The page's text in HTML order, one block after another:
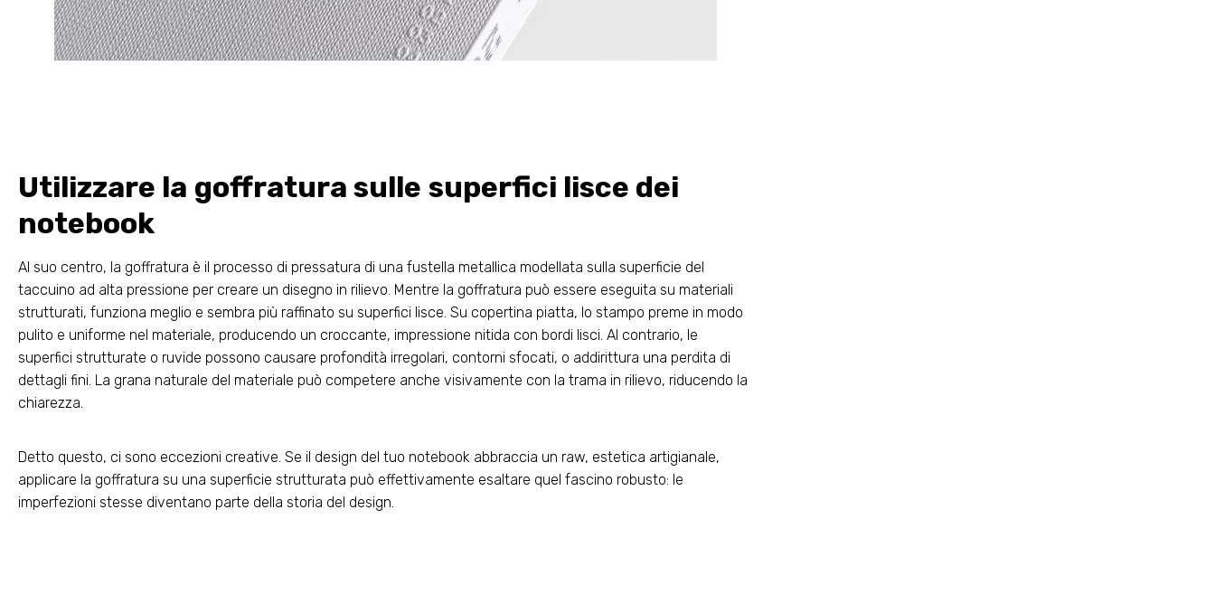
Utilizzare la goffratura sulle superfici lisce dei
notebook
Al suo centro, la goffratura è il processo di pressatura di una fustella metallica modellata sulla superficie del
taccuino ad alta pressione per creare un disegno in rilievo. Mentre la goffratura può essere eseguita su materiali
strutturati, funziona meglio e sembra più raffinato su superfici lisce. Su copertina piatta, lo stampo preme in modo
pulito e uniforme nel materiale, producendo un croccante, impressione nitida con bordi lisci. Al contrario, le
superfici strutturate o ruvide possono causare profondità irregolari, contorni sfocati, o addirittura una perdita di
dettagli fini. La grana naturale del materiale può competere anche visivamente con la trama in rilievo, riducendo la
chiarezza.
Detto questo, ci sono eccezioni creative. Se il design del tuo notebook abbraccia un raw, estetica artigianale,
applicare la goffratura su una superficie strutturata può effettivamente esaltare quel fascino robusto: le
imperfezioni stesse diventano parte della storia del design.